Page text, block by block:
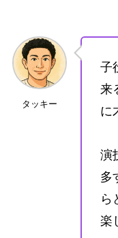
タッキー
子
来
に
演
多
ら
楽